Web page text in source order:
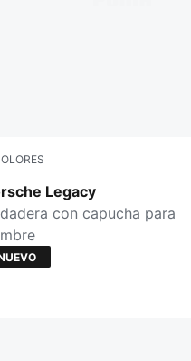
Legacy
BLACK
con capucha para